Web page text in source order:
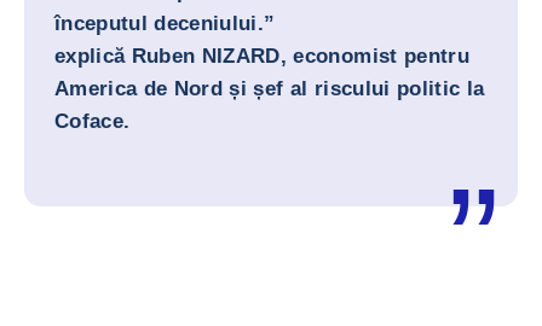
începutul deceniului.”
explică Ruben NIZARD, economist pentru
America de Nord și șef al riscului politic la
Coface.